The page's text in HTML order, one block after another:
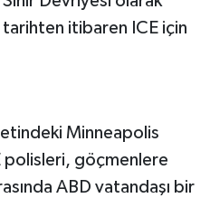
itibaren ICE için
Minneapolis
polisleri, göçmenlere
ABD vatandaşı bir